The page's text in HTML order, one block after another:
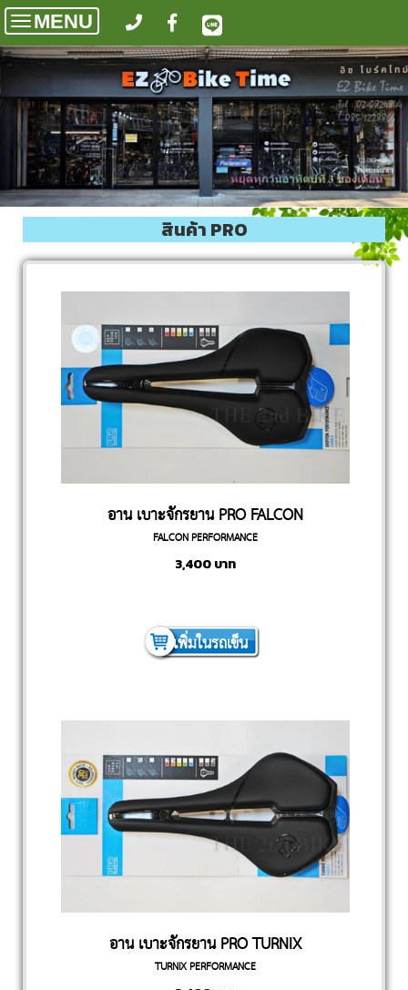
Toggle
navigation
MENU
สินค้า PRO
อาน เบาะจักรยาน PRO FALCON
PERFORMANCE
FALCON PERFORMANCE
3,400บาท
เพิ่มในรถเข็น
อาน เบาะจักรยาน PRO TURNIX
PERFORMANCE SADDLE
TURNIX PERFORMANCE